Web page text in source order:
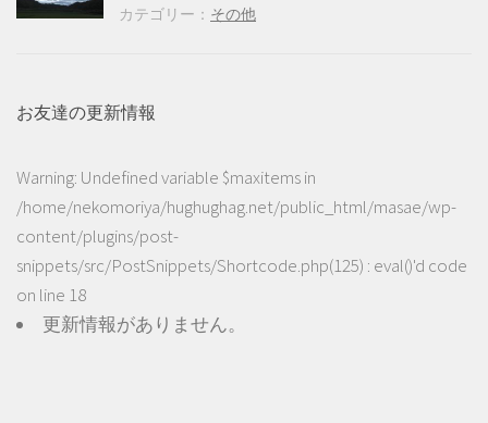
カテゴリー： その他
お友達の更新情報
Warning: Undefined variable $maxitems in
/home/nekomoriya/hughughag.net/public_html/masae/wp-
content/plugins/post-
snippets/src/PostSnippets/Shortcode.php(125) : eval()'d code
on line 18
更新情報がありません。